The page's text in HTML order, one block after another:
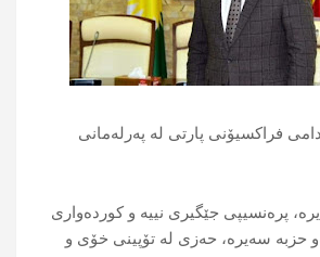
فراكسیۆنی پارتی لە پەرلەمانی
پرەنسیپی جێگیری نییە و كوردەواری
حزبە سەیرە، حەزی لە تۆپینی خۆی و